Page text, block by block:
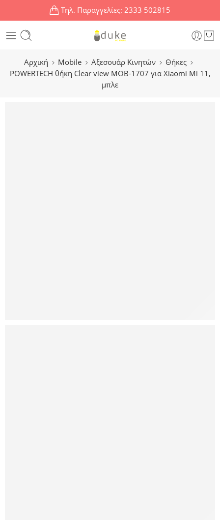
Τηλ. Παραγγελίες: 2333 502815
Αρχική Mobile Αξεσουάρ Κινητών
Θήκες
POWERTECH θήκη Clear view MOB-1707 για Xiaomi Mi 11,
μπλε